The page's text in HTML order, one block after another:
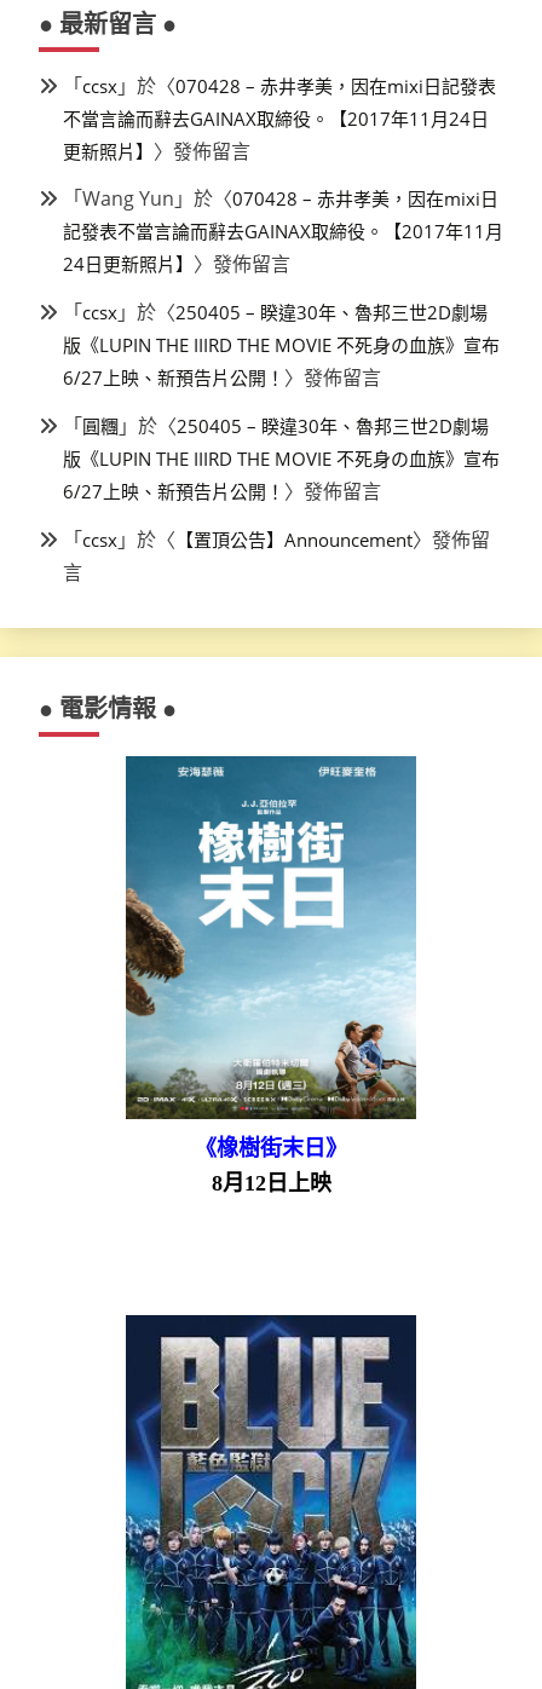
● 最新留言 ●
「ccsx 」於〈070428 – 赤井孝美，因在mixi日記發表
不當言論而辭去GAINAX取締役。【2017年11月24日
更新照片】 〉發佈留言
「Wang Yun 」於〈070428 – 赤井孝美，因在mixi日
記發表不當言論而辭去GAINAX取締役。【2017年11月
24日更新照片】 〉發佈留言
「ccsx 」於〈250405 – 睽違30年、魯邦三世2D劇場
版《LUPIN THE IIIRD THE MOVIE 不死身の血族》宣布
6/27上映、新預告片公開！ 〉發佈留言
「圓糰 」於〈250405 – 睽違30年、魯邦三世2D劇場
版《LUPIN THE IIIRD THE MOVIE 不死身の血族》宣布
6/27上映、新預告片公開！ 〉發佈留言
「ccsx 」於〈 【置頂公告】Announcement〉發佈留
言
● 電影情報 ●
《橡樹街末日》
8月12日上映